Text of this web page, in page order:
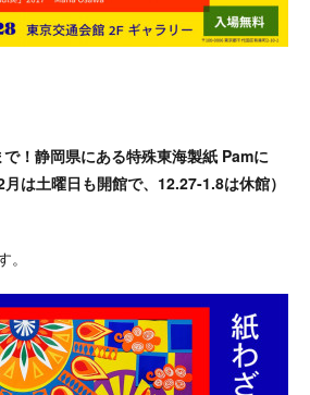
！静岡県にある特殊東海製紙 Pamに
は土曜日も開館で、12.27-1.8は休館）